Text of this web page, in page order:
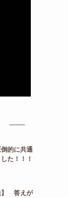
的に共通
た！！！
】 答えが